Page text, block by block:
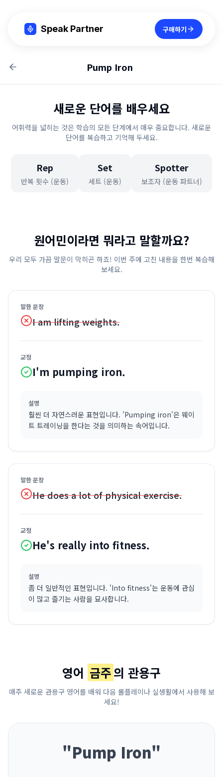
Speak Partner 구매하기
Pump Iron
새로운 단어를 배우세요
어휘력을 넓히는 것은 학습의 모든 단계에서 매우 중요합니다. 새로운
단어를 복습하고 기억해 두세요.
Rep
반복 횟수 (운동)
Set
세트 (운동)
Spotter
보조자 (운동 파트너)
원어민이라면 뭐라고 말할까요?
우리 모두 가끔 말문이 막히곤 하죠! 이번 주에 고친 내용을 한번 복습해
보세요.
말한 문장
I am lifting weights.
교정
I'm pumping iron.
설명
훨씬 더 자연스러운 표현입니다. 'Pumping iron'은 웨이
트 트레이닝을 한다는 것을 의미하는 속어입니다.
말한 문장
He does a lot of physical exercise.
교정
He's really into fitness.
설명
좀 더 일반적인 표현입니다. 'Into fitness'는 운동에 관심
이 많고 즐기는 사람을 묘사합니다.
영어 금주의 관용구
매주 새로운 관용구 영어를 배워 다음 롤플레이나 실생활에서 사용해 보
세요!
"Pump Iron"